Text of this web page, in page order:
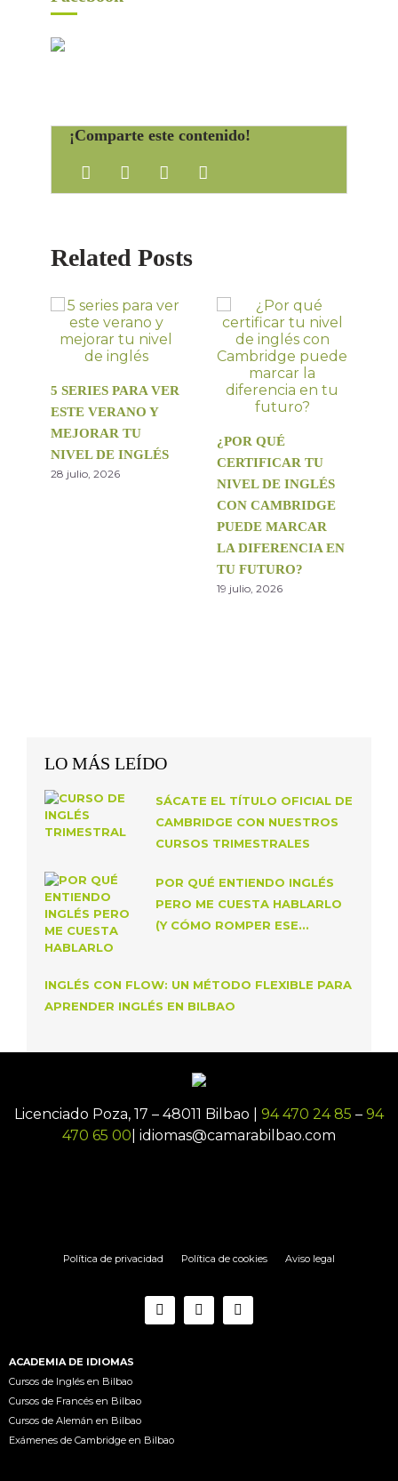
¡Comparte este contenido!
Related Posts
5 SERIES PARA VER
ESTE VERANO Y
MEJORAR TU
NIVEL DE INGLÉS
28 julio, 2026
¿POR QUÉ
CERTIFICAR TU
NIVEL DE INGLÉS
CON CAMBRIDGE
PUEDE MARCAR
LA DIFERENCIA EN
TU FUTURO?
19 julio, 2026
LO MÁS LEÍDO
SÁCATE EL TÍTULO OFICIAL DE
CAMBRIDGE CON NUESTROS
CURSOS TRIMESTRALES
POR QUÉ ENTIENDO INGLÉS
PERO ME CUESTA HABLARLO
(Y CÓMO ROMPER ESE...
INGLÉS CON FLOW: UN MÉTODO FLEXIBLE PARA
APRENDER INGLÉS EN BILBAO
Licenciado Poza, 17 – 48011 Bilbao | 94 470 24 85 – 94
470 65 00 | idiomas@camarabilbao.com
Política de privacidad Política de cookies Aviso legal
ACADEMIA DE IDIOMAS
Cursos de Inglés en Bilbao
Cursos de Francés en Bilbao
Cursos de Alemán en Bilbao
Exámenes de Cambridge en Bilbao